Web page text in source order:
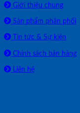
Giới thiệu chung
Sản phẩm phân phối
Tin tức & Sự kiện
Chính sách bán hàng
Liên hệ